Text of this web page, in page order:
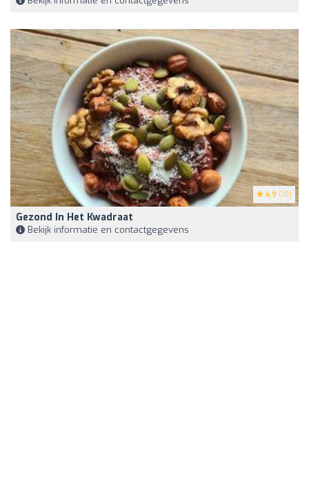
4.9 (10)
Gezond In Het Kwadraat
Bekijk informatie en contactgegevens